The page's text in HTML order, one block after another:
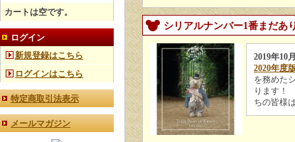
カートは空です。
ログイン
新規登録はこちら
ログインはこちら
特定商取引法表示
メールマガジン
シリアルナンバー1番まだあ
2019年10
2020年度
を務めた
ります！
ちの皆様